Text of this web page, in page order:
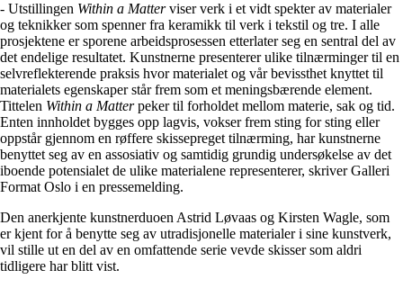
- Utstillingen Within a Matterviser verk i et vidt spekter av materialer
og teknikker som spenner fra keramikk til verk i tekstil og tre. I alle
prosjektene er sporene arbeidsprosessen etterlater seg en sentral del av
det endelige resultatet. Kunstnerne presenterer ulike tilnærminger til en
selvreflekterende praksis hvor materialet og vår bevissthet knyttet til
materialets egenskaper står frem som et meningsbærende element.
Tittelen Within a Matterpeker til forholdet mellom materie, sak og tid.
Enten innholdet bygges opp lagvis, vokser frem sting for sting eller
oppstår gjennom en røffere skissepreget tilnærming, har kunstnerne
benyttet seg av en assosiativ og samtidig grundig undersøkelse av det
iboende potensialet de ulike materialene representerer, skriver Galleri
Format Oslo i en pressemelding.
Den anerkjente kunstnerduoen Astrid Løvaas og Kirsten Wagle, som
er kjent for å benytte seg av utradisjonelle materialer i sine kunstverk,
vil stille ut en del av en omfattende serie vevde skisser som aldri
tidligere har blitt vist.